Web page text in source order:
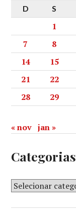
D
S
1
7
8
14
15
21
22
28
29
« nov jan »
Categorias